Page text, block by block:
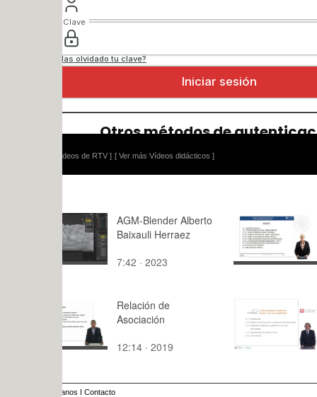
[ Ver más Vídeos didácticos ]
AGM-Blender Alberto
Baixauli Herraez
7:42 · 2023
Materiales
17:47 ·
Relación de
Asociación
12:14 · 2019
¿Cómo
gobierno
una
13:42 ·